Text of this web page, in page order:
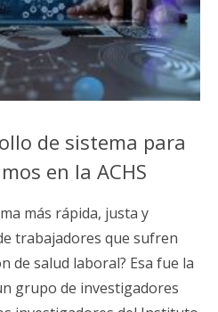
de sistema para
en la ACHS
más rápida, justa y
trabajadores que sufren
de salud laboral? Esa fue la
grupo de investigadores